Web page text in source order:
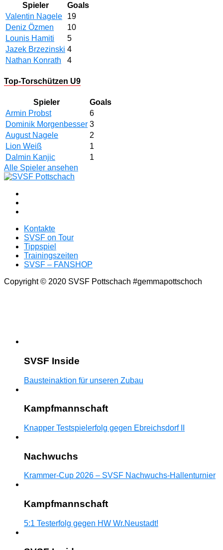
Spieler
Goals
Valentin Nagele
19
Deniz Özmen
10
Lounis Hamiti
5
Jazek Brzezinski 4
Nathan Konrath
4
Top-Torschützen U9
Spieler
Goals
Armin Probst
6
Dominik Morgenbesser 3
August Nagele
2
Lion Weiß
1
Dalmin Kanjic
1
Alle Spieler ansehen
Kontakte
SVSF on Tour
Tippspiel
Trainingszeiten
SVSF – FANSHOP
Copyright © 2020 SVSF Pottschach #gemmapottschoch
SVSF Inside
Bausteinaktion für unseren Zubau
Kampfmannschaft
Knapper Testspielerfolg gegen Ebreichsdorf II
Nachwuchs
Krammer-Cup 2026 – SVSF Nachwuchs-Hallenturnier
Kampfmannschaft
5:1 Testerfolg gegen HW Wr.Neustadt!